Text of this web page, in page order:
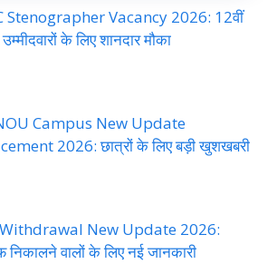
Stenographer Vacancy 2026: 12वीं
के लिए शानदार मौका
Campus New Update
2026: छात्रों के लिए बड़ी खुशखबरी
Withdrawal New Update 2026:
निकालने वालों के लिए नई जानकारी